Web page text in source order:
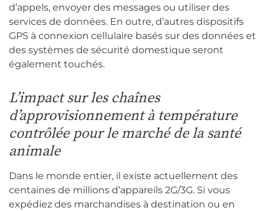
d’appels, envoyer des messages ou utiliser des
services de données. En outre, d’autres dispositifs
GPS à connexion cellulaire basés sur des données et
des systèmes de sécurité domestique seront
également touchés.
L’impact sur les chaînes
d’approvisionnement à température
contrôlée pour le marché de la santé
animale
Dans le monde entier, il existe actuellement des
centaines de millions d’appareils 2G/3G. Si vous
expédiez des marchandises à destination ou en